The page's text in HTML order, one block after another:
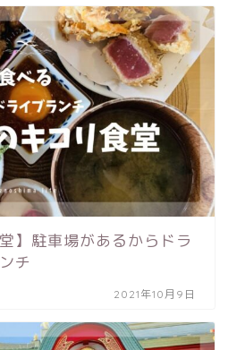
】駐車場があるからドラ
チ
2021年10月9日